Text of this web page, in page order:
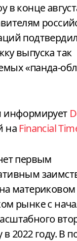
в конце
выпуска так
«панда-
информирует
на Financial
первым
материковом
рынке с
в 2022 году. В